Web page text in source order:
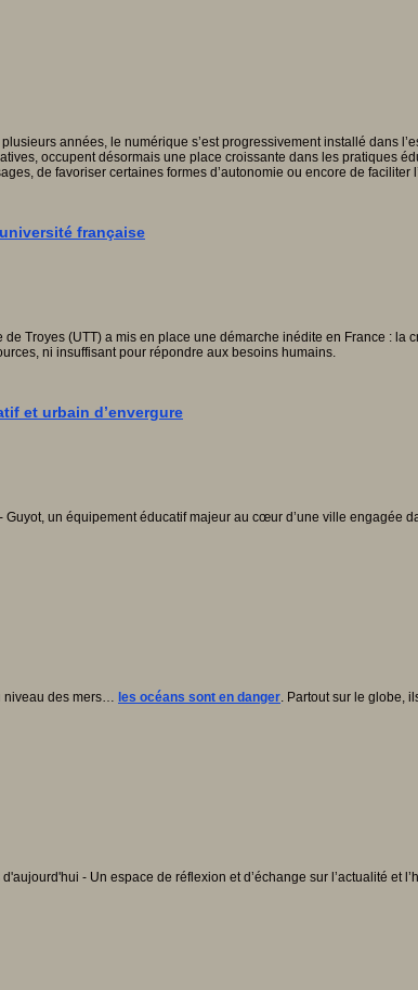
plusieurs années, le numérique s’est progressivement installé dans
occupent désormais une place croissante dans les pratiques
de favoriser certaines formes d’autonomie ou encore de faciliter
française
Troyes (UTT) a mis en place une démarche inédite en France : la
ni insuffisant pour répondre aux besoins humains.
et urbain d’envergure
un équipement éducatif majeur au cœur d’une ville engagée
niveau des mers… les océans sont en danger. Partout sur le globe,
- Un espace de réflexion et d’échange sur l’actualité et